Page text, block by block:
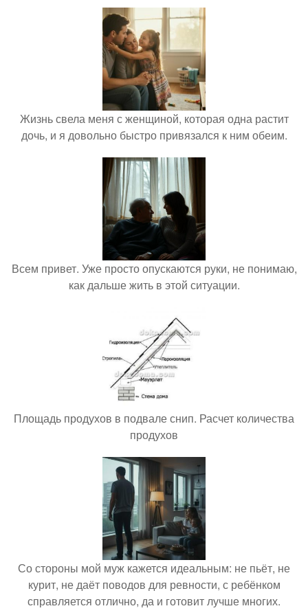
Жизнь свела меня с женщиной, которая одна растит
дочь, и я довольно быстро привязался к ним обеим.
Всем привет. Уже просто опускаются руки, не понимаю,
как дальше жить в этой ситуации.
Площадь продухов в подвале снип. Расчет количества
продухов
Со стороны мой муж кажется идеальным: не пьёт, не
курит, не даёт поводов для ревности, с ребёнком
справляется отлично, да и готовит лучше многих.